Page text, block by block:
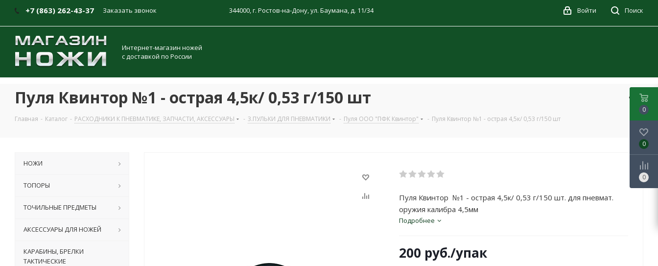
+7 (863) 262-43-37 Заказать звонок 344000, г. Ростов-на-Дону, ул. Баумана, д. 11/34 Поиск
Войти
Интернет-магазин ножей
с доставкой по России
Пуля Квинтор №1 - острая 4,5к/ 0,53 г/150 шт
Главная - Каталог - РАСХОДНИКИ К ПНЕВМАТИКЕ, ЗАПЧАСТИ, АКСЕССУАРЫ - 3.ПУЛЬКИ ДЛЯ ПНЕВМАТИКИ - Пуля ООО "ПФК Квинтор" - Пуля Квинтор №1 - острая 4,5к/ 0,53 г/150 шт
Пуля Квинтор №1 - острая 4,5к/ 0,53 г/150 шт. для пневмат.
оружия калибра 4,5мм
Подробнее
200 руб./упак
НОЖИ
ТОПОРЫ
ТОЧИЛЬНЫЕ ПРЕДМЕТЫ
АКСЕССУАРЫ ДЛЯ НОЖЕЙ
КАРАБИНЫ, БРЕЛКИ
ТАКТИЧЕСКИЕ
0
0
0